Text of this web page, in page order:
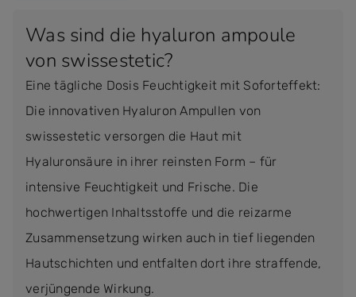
Was sind die hyaluron ampoule
von swissestetic?
Eine tägliche Dosis Feuchtigkeit mit Soforteffekt:
Die innovativen Hyaluron Ampullen von
swissestetic versorgen die Haut mit
Hyaluronsäure in ihrer reinsten Form – für
intensive Feuchtigkeit und Frische. Die
hochwertigen Inhaltsstoffe und die reizarme
Zusammensetzung wirken auch in tief liegenden
Hautschichten und entfalten dort ihre straffende,
verjüngende Wirkung.